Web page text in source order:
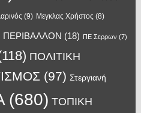
(9) Μεγκλας Χρήστος (8)
ΠΕΡΙΒΑΛΛΟΝ (18) ΠΕ Σερρων (7)
ΠΟΛΙΤΙΚΗ
(97) Στεργιανή
(680) ΤΟΠΙΚΗ